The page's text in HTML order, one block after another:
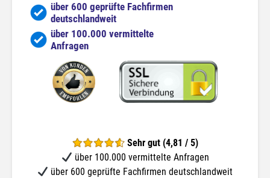
über 600 geprüfte Fachfirmen
deutschlandweit
über 100.000 vermittelte
Anfragen
Sehr gut (4,81 / 5)
über 100.000 vermittelte Anfragen
über 600 geprüfte Fachfirmen deutschlandweit